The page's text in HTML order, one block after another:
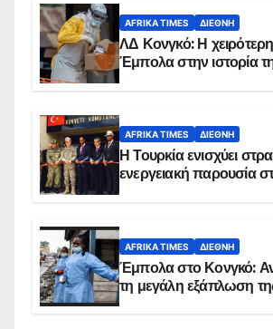
AFRIKA TIMES ΔΙΕΘΝΉ
ΛΔ Κονγκό: Η
Έμπολα στην ιστορία
AFRIKA TIMES ΔΙΕΘΝΉ
Η Τουρκία ενισχύει
ενεργειακή παρουσία
AFRIKA TIMES ΔΙΕΘΝΉ
Έμπολα στο Κονγκό:
τη μεγάλη εξάπλωση